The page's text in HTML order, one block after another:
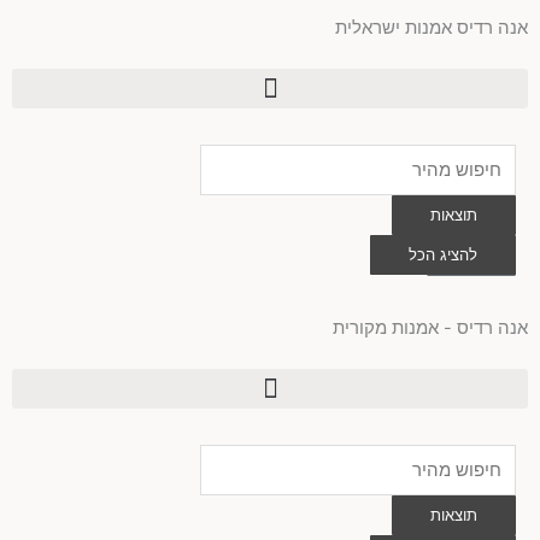
אנה רדיס אמנות ישראלית
...
תוצאות
להציג הכל
0
עגלת
קניות
אנה רדיס - אמנות מקורית
...
תוצאות